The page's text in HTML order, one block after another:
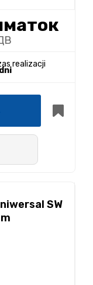
realizacji
SW